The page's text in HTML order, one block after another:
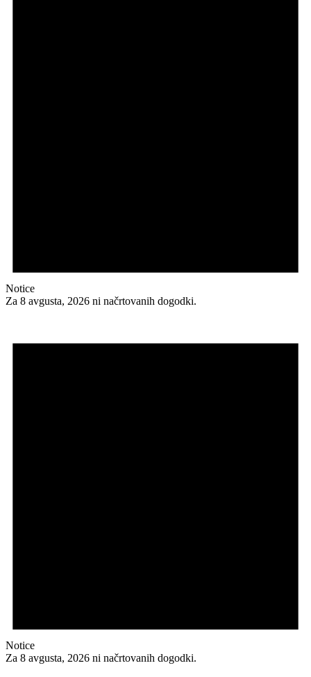
Notice
Za 8 avgusta, 2026 ni načrtovanih dogodki.
Notice
Za 8 avgusta, 2026 ni načrtovanih dogodki.